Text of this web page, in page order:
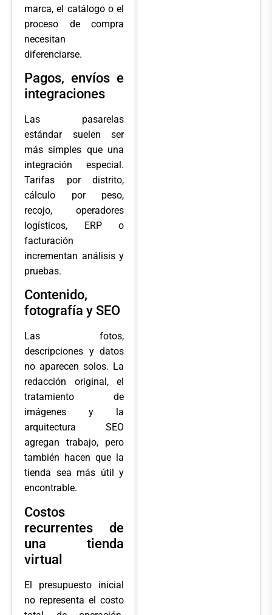
marca, el catálogo o el
proceso de compra
necesitan
diferenciarse.
Pagos, envíos e
integraciones
Las pasarelas
estándar suelen ser
más simples que una
integración especial.
Tarifas por distrito,
cálculo por peso,
recojo, operadores
logísticos, ERP o
facturación
incrementan análisis y
pruebas.
Contenido,
fotografía y SEO
Las fotos,
descripciones y datos
no aparecen solos. La
redacción original, el
tratamiento de
imágenes y la
arquitectura SEO
agregan trabajo, pero
también hacen que la
tienda sea más útil y
encontrable.
Costos
recurrentes de
una tienda
virtual
El presupuesto inicial
no representa el costo